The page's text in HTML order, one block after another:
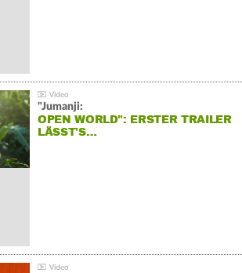
"Jumanji:
OPEN WORLD": ERSTER TRAILER
LÄSST'S…